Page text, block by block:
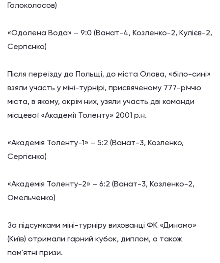
Голоколосов)
«Одолена Вода» – 9:0 (Ванат-4, Козленко-2, Кулієв-2,
Сергієнко)
Після переїзду до Польщі, до міста Олава, «біло-сині»
взяли участь у міні-турнірі, присвяченому 777-річчю
міста, в якому, окрім них, узяли участь дві команди
місцевої «Академії Толенту» 2001 р.н.
«Академія Толенту-1» – 5:2 (Ванат-3, Козленко,
Сергієнко)
«Академія Толенту-2» – 6:2 (Ванат-3, Козленко-2,
Омельченко)
За підсумками міні-турніру вихованці ФК «Динамо»
(Київ) отримали гарний кубок, диплом, а також
пам'ятні призи.